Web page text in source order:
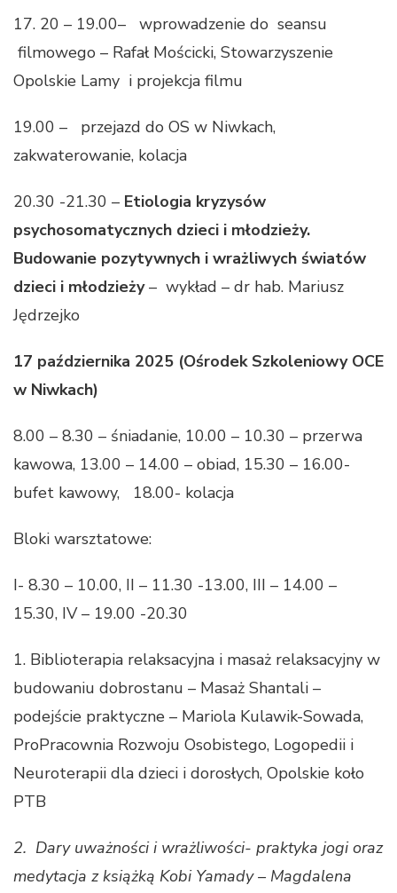
17. 20 – 19.00– wprowadzenie do seansu
filmowego – Rafał Mościcki, Stowarzyszenie
Opolskie Lamy i projekcja filmu
19.00 – przejazd do OS w Niwkach,
zakwaterowanie, kolacja
20.30 -21.30 – Etiologia kryzysów
psychosomatycznych dzieci i młodzieży.
Budowanie pozytywnych i wrażliwych światów
dzieci i młodzieży– wykład – dr hab. Mariusz
Jędrzejko
17 października 2025 (Ośrodek Szkoleniowy OCE
w Niwkach)
8.00 – 8.30 – śniadanie, 10.00 – 10.30 – przerwa
kawowa, 13.00 – 14.00 – obiad, 15.30 – 16.00-
bufet kawowy, 18.00- kolacja
Bloki warsztatowe:
I- 8.30 – 10.00, II – 11.30 -13.00, III – 14.00 –
15.30, IV – 19.00 -20.30
1. Biblioterapia relaksacyjna i masaż relaksacyjny w
budowaniu dobrostanu – Masaż Shantali –
podejście praktyczne – Mariola Kulawik-Sowada,
ProPracownia Rozwoju Osobistego, Logopedii i
Neuroterapii dla dzieci i dorosłych, Opolskie koło
PTB
2. Dary uważności i wrażliwości- praktyka jogi oraz
medytacja z książką Kobi Yamady – Magdalena